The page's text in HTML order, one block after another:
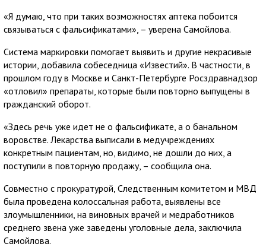
«Я думаю, что при таких возможностях аптека побоится
связываться с фальсификатами», – уверена Самойлова.
Система маркировки помогает выявить и другие некрасивые
истории, добавила собеседница «Известий». В частности, в
прошлом году в Москве и Санкт-Петербурге Росздравнадзор
«отловил» препараты, которые были повторно выпущены в
гражданский оборот.
«Здесь речь уже идет не о фальсификате, а о банальном
воровстве. Лекарства выписали в медучреждениях
конкретным пациентам, но, видимо, не дошли до них, а
поступили в повторную продажу, – сообщила она.
Совместно с прокуратурой, Следственным комитетом и МВД
была проведена колоссальная работа, выявлены все
злоумышленники, на виновных врачей и медработников
среднего звена уже заведены уголовные дела, заключила
Самойлова.